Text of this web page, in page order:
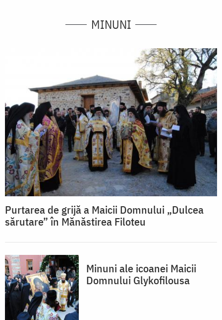
MINUNI
Purtarea de grijă a Maicii Domnului „Dulcea
sărutare” în Mănăstirea Filoteu
Minuni ale icoanei Maicii
Domnului Glykofilousa